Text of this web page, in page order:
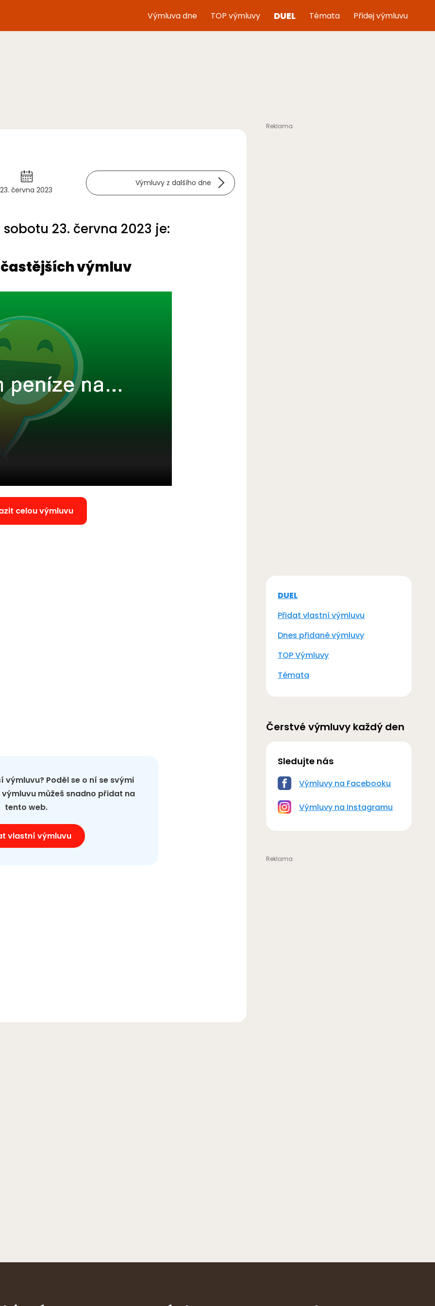
Výmluva dne TOP výmluvy DUEL Témata Přidej výmluvu
23. června 2023
Výmluvy z dalšího dne
23. června 2023 je:
výmluv
celou výmluvu
výmluvu? Poděl se o ní se svými
můžeš snadno přidat na
tento web.
vlastní výmluvu
DUEL
Přidat vlastní výmluvu
Dnes přidané výmluvy
TOP Výmluvy
Témata
Čerstvé výmluvy každý den
Sledujte nás
Výmluvy na Facebooku
Výmluvy na Instagramu